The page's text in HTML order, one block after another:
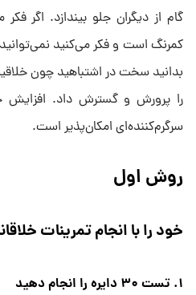
گام از دیگران جلو بیندازد. اگر
کمرنگ است و فکر می‌کنید نمی‌توانید
بدانید سخت در اشتباهید چون
را پرورش و گسترش داد. افزایش
سرگرم‌کننده‌ای امکان‌پذیر است.
روش اول
خود را با انجام تمرینات
۱. تست ۳۰ دایره را انجام دهید